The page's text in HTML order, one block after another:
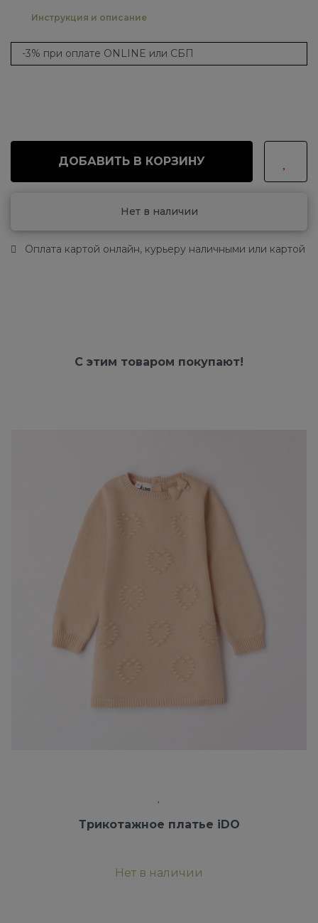
Инструкция и описание
-3% при оплате ONLINE или СБП
ДОБАВИТЬ В КОРЗИНУ
Нет в наличии
Оплата картой онлайн, курьеру наличными или картой
С этим товаром покупают!
Трикотажное платье iDO
Нет в наличии